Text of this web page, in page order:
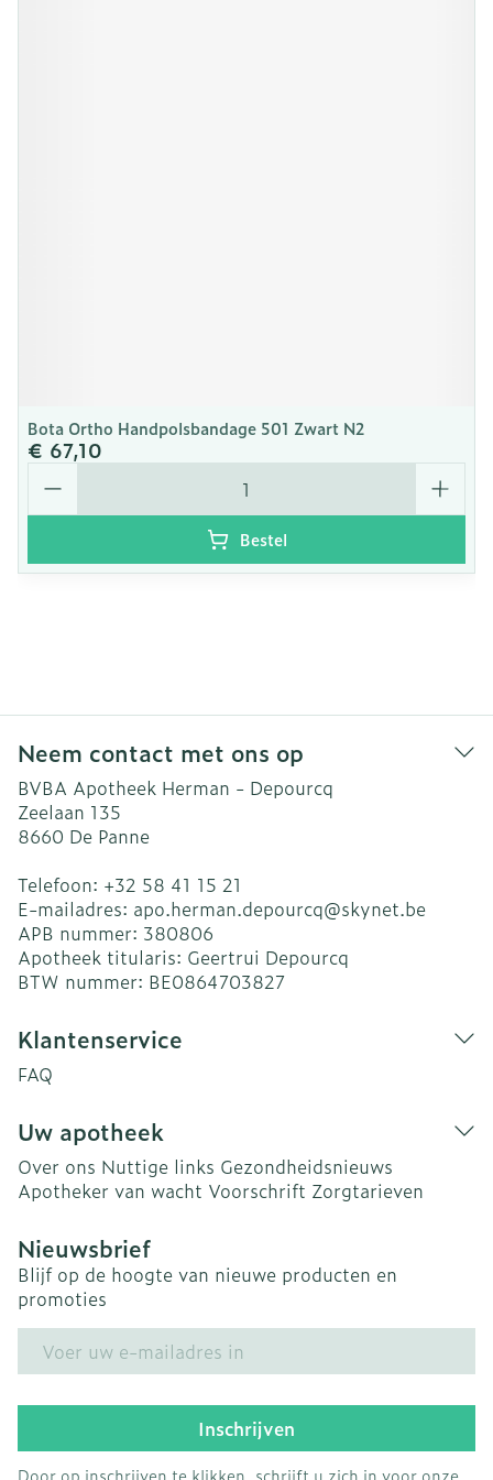
Bota Ortho Handpolsbandage 501 Zwart N2
€ 67,10
Aantal
Bestel
Neem contact met ons op
BVBA Apotheek Herman - Depourcq
Zeelaan 135
8660 De Panne
Telefoon: +32 58 41 15 21
E-mailadres: apo.herman.depourcq@skynet.be
APB nummer: 380806
Apotheek titularis: Geertrui Depourcq
BTW nummer: BE0864703827
Klantenservice
FAQ
Uw apotheek
Over ons Nuttige links Gezondheidsnieuws
Apotheker van wacht Voorschrift Zorgtarieven
Nieuwsbrief
Blijf op de hoogte van nieuwe producten en
promoties
Inschrijven
Door op inschrijven te klikken, schrijft u zich in voor onze